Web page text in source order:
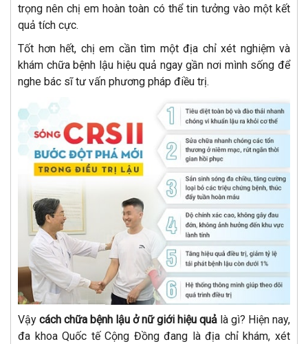
trọng nên chị em hoàn toàn có thể tin tưởng vào một kết
quả tích cực.
Tốt hơn hết, chị em cần tìm một địa chỉ xét nghiệm và
khám chữa bệnh lậu hiệu quả ngay gần nơi mình sống để
nghe bác sĩ tư vấn phương pháp điều trị.
Vậy cách chữa bệnh lậu ở nữ giới hiệu quả là gì? Hiện nay,
đa khoa Quốc tế Cộng Đồng đang là địa chỉ khám, xét